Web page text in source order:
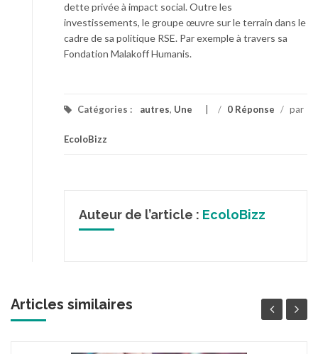
dette privée à impact social. Outre les
investissements, le groupe œuvre sur le terrain dans le
cadre de sa politique RSE. Par exemple à travers sa
Fondation Malakoff Humanis.
Catégories : autres, Une / 0 Réponse / par
EcoloBizz
Auteur de l’article : EcoloBizz
Articles similaires